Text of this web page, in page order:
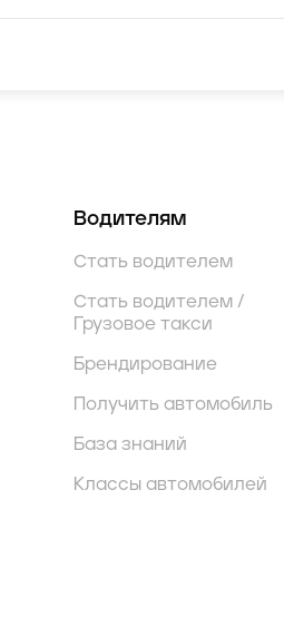
Водителям
Стать водителем
Стать водителем /
Грузовое такси
Брендирование
Получить автомобиль
База знаний
Классы автомобилей